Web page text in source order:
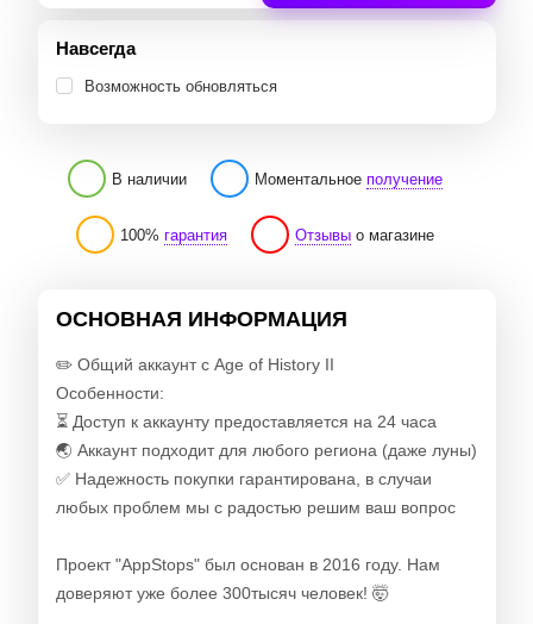
Навсегда
Возможность обновляться
В наличии Моментальное получение
100% гарантия Отзывыо магазине
ОСНОВНАЯ ИНФОРМАЦИЯ
✏️ Общий аккаунт с Age of History II
Особенности:
⏳ Доступ к аккаунту предоставляется на 24 часа
🌏 Аккаунт подходит для любого региона (даже луны)
✅ Надежность покупки гарантирована, в случаи
любых проблем мы с радостью решим ваш вопрос
Проект "AppStops" был основан в 2016 году. Нам
доверяют уже более 300тысяч человек! 🤯